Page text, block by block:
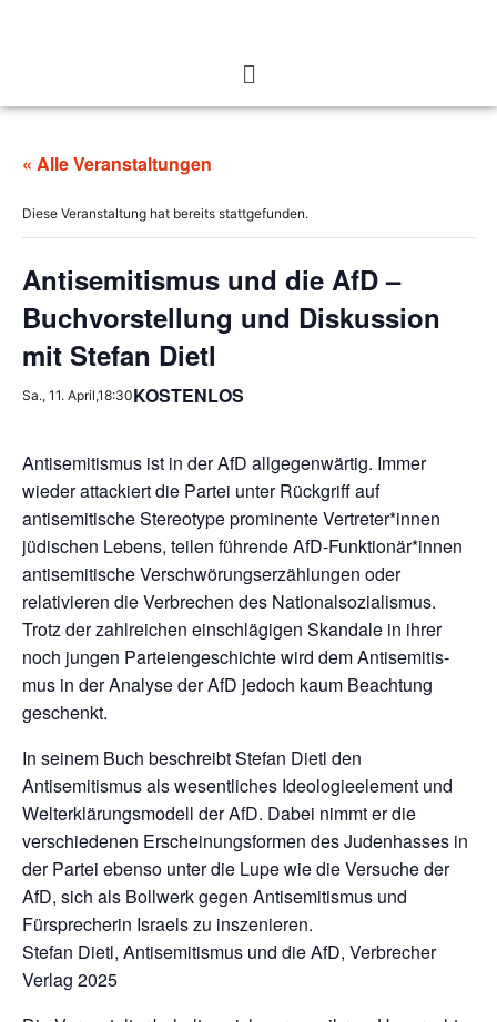
« Alle Veranstaltungen
Diese Veranstaltung hat bereits stattgefunden.
Antisemitismus und die AfD –
Buchvorstellung und Diskussion
mit Stefan Dietl
Sa., 11. April,18:30KOSTENLOS
Antisemitismus ist in der AfD allgegenwärtig. Immer
wieder attackiert die Partei unter Rückgriff auf
antisemitische Stereotype prominente Vertreter*innen
jüdischen Lebens, teilen führende AfD-Funktionär*innen
antisemitische Verschwörungserzählungen oder
relativieren die Verbrechen des Nationalsozialismus.
Trotz der zahlreichen einschlägigen Skandale in ihrer
noch jungen Parteiengeschichte wird dem Antisemitis­
mus in der Analyse der AfD jedoch kaum Beachtung
geschenkt.
In seinem Buch beschreibt Stefan Dietl den
Antisemitismus als wesentliches Ideologieelement und
Welterklärungsmodell der AfD. Dabei nimmt er die
verschiedenen Erscheinungsformen des Judenhasses in
der Partei ebenso unter die Lupe wie die Versuche der
AfD, sich als Bollwerk gegen Antisemitismus und
Fürsprecherin Israels zu inszenieren.
Stefan Dietl, Antisemitismus und die AfD, Verbrecher
Verlag 2025